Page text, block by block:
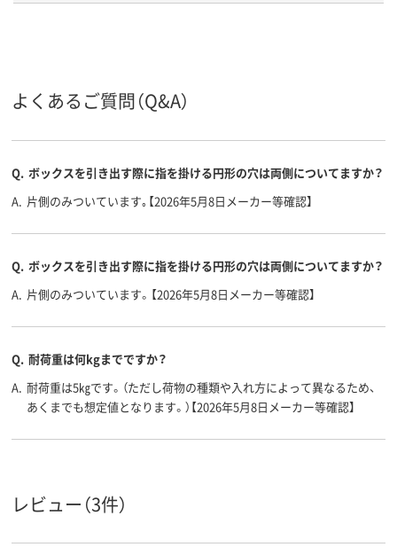
アスクル
商品環境
よくあるご質問（Q&A）
Q. ボックスを引き出す際に指を掛ける円形の穴は両側についてますか？
A. 片側のみついています｡【2026年5月8日メーカー等確認】
Q. ボックスを引き出す際に指を掛ける円形の穴は両側についてますか？
A. 片側のみついています。【2026年5月8日メーカー等確認】
Q. 耐荷重は何kgまでですか？
A. 耐荷重は5㎏です。（ただし荷物の種類や入れ方によって異なるため、
あくまでも想定値となります。）【2026年5月8日メーカー等確認】
レビュー（3件）